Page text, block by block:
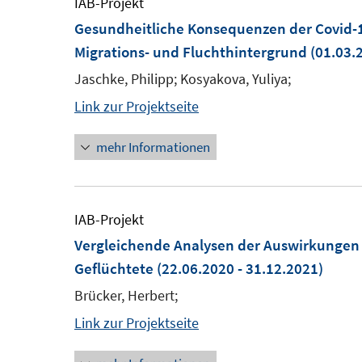
Gesundheitliche Konsequenzen der
Migrations- und Fluchthintergrund
Jaschke, Philipp; Kosyakova, Yuliya;
Link zur Projektseite
mehr Informationen
IAB-Projekt
Vergleichende Analysen der
Geflüchtete (22.06.2020 - 31.12.2021)
Brücker, Herbert;
Link zur Projektseite